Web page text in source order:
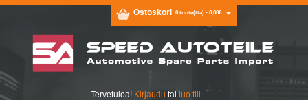
Ostoskori 0 tuote(tta) - 0,00€
Tervetuloa! Kirjaudu tai luo tili.